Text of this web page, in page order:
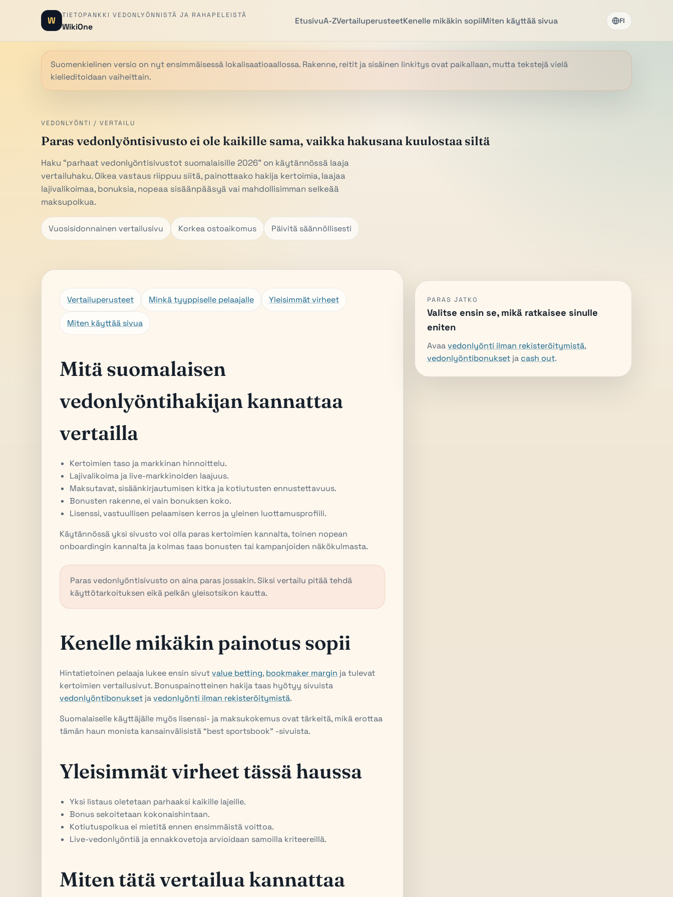
W TIETOPANKKI VEDONLYÖNNISTÄ JA RAHAPELEISTÄ
WikiOne
EtusivuA-ZVertailuperusteetKenelle mikäkin sopiiMiten käyttää sivua FI
Suomenkielinen versio on nyt ensimmäisessä lokalisaatioaallossa. Rakenne, reitit ja sisäinen linkitys ovat paikallaan, mutta tekstejä vielä
kielieditoidaan vaiheittain.
VEDONLYÖNTI / VERTAILU
Paras vedonlyöntisivusto ei ole kaikille sama, vaikka hakusana kuulostaa siltä
Haku “parhaat vedonlyöntisivustot suomalaisille 2026” on käytännössä laaja
vertailuhaku. Oikea vastaus riippuu siitä, painottaako hakija kertoimia, laajaa
lajivalikoimaa, bonuksia, nopeaa sisäänpääsyä vai mahdollisimman selkeää
maksupolkua.
Vuosisidonnainen vertailusivu Korkea ostoaikomus Päivitä säännöllisesti
Vertailuperusteet Minkä tyyppiselle pelaajalle Yleisimmät virheet
Miten käyttää sivua
Mitä suomalaisen
vedonlyöntihakijan kannattaa
vertailla
Kertoimien taso ja markkinan hinnoittelu.
Lajivalikoima ja live-markkinoiden laajuus.
Maksutavat, sisäänkirjautumisen kitka ja kotiutusten ennustettavuus.
Bonusten rakenne, ei vain bonuksen koko.
Lisenssi, vastuullisen pelaamisen kerros ja yleinen luottamusprofiili.
Käytännössä yksi sivusto voi olla paras kertoimien kannalta, toinen nopean
onboardingin kannalta ja kolmas taas bonusten tai kampanjoiden näkökulmasta.
Paras vedonlyöntisivusto on aina paras jossakin. Siksi vertailu pitää tehdä
käyttötarkoituksen eikä pelkän yleisotsikon kautta.
Kenelle mikäkin painotus sopii
Hintatietoinen pelaaja lukee ensin sivutvalue betting, bookmaker margin ja tulevat
kertoimien vertailusivut. Bonuspainotteinen hakija taas hyötyy sivuista
vedonlyöntibonukset javedonlyönti ilman rekisteröitymistä.
Suomalaiselle käyttäjälle myös lisenssi- ja maksukokemus ovat tärkeitä, mikä erottaa
tämän haun monista kansainvälisistä “best sportsbook” -sivuista.
Yleisimmät virheet tässä haussa
Yksi listaus oletetaan parhaaksi kaikille lajeille.
Bonus sekoitetaan kokonaishintaan.
Kotiutuspolkua ei mietitä ennen ensimmäistä voittoa.
Live-vedonlyöntiä ja ennakkovetoja arvioidaan samoilla kriteereillä.
Miten tätä vertailua kannattaa
PARAS JATKO
Valitse ensin se, mikä ratkaisee sinulle
eniten
Avaavedonlyönti ilman rekisteröitymistä,
vedonlyöntibonuksetja cash out.